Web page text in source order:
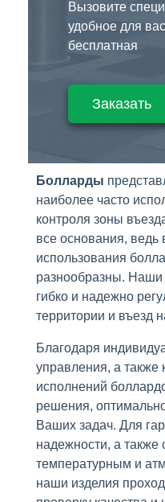
Вызовите
удобное для
бесплатная
Заказать
Болларды
наиболее часто
контроля зоны
все основания, ведь
использования
разнообразны.
гибко и надежно
территории и въезд
Благодаря
управления, а также
исполнений
решения,
Ваших задач. Для
надежности, а также
температурным и
наши изделия